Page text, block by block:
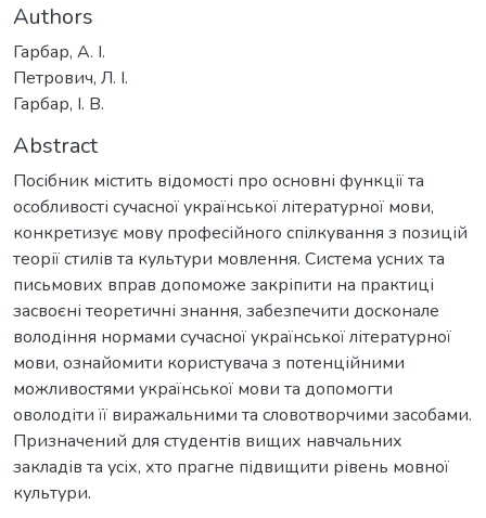
Authors
Гарбар, А. І.
Петрович, Л. І.
Гарбар, І. В.
Abstract
Посібник містить відомості про основні функції та
особливості сучасної української літературної мови,
конкретизує мову професійного спілкування з позицій
теорії стилів та культури мовлення. Система усних та
письмових вправ допоможе закріпити на практиці
засвоєні теоретичні знання, забезпечити досконале
володіння нормами сучасної української літературної
мови, ознайомити користувача з потенційними
можливостями української мови та допомогти
оволодіти її виражальними та словотворчими засобами.
Призначений для студентів вищих навчальних
закладів та усіх, хто прагне підвищити рівень мовної
культури.